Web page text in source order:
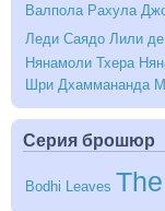
Валпола Рахула
Леди Саядо Лили
Нянамоли Тхера
Шри Дхаммананда
Серия брошюр
Bodhi Leaves